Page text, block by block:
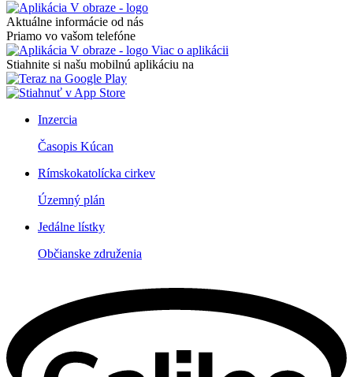
Aktuálne informácie od nás
Priamo vo vašom telefóne
Viac o aplikácii
Stiahnite si našu mobilnú aplikáciu na
Inzercia
Časopis Kúcan
Rímskokatolícka cirkev
Územný plán
Jedálne lístky
Občianske združenia